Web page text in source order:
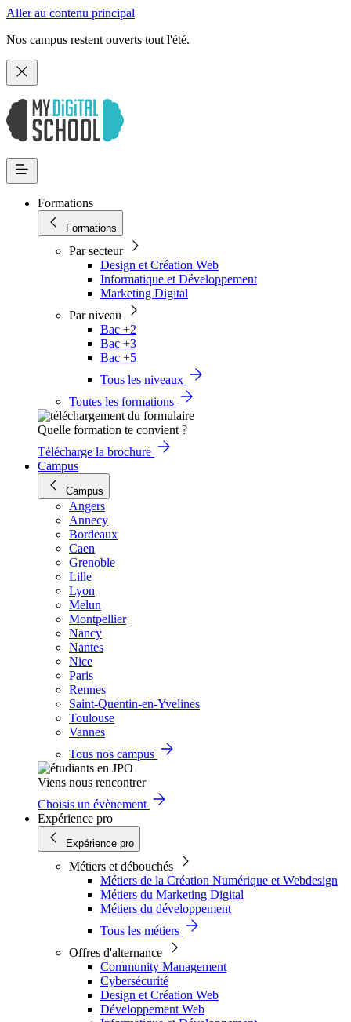
Aller au contenu principal
Nos campus restent ouverts tout l'été.
Formations
Formations
Par secteur
Design et Création Web
Informatique et Développement
Marketing Digital
Par niveau
Bac +2
Bac +3
Bac +5
Tous les niveaux
Toutes les formations
Quelle formation te convient ?
Télécharge la brochure
Campus
Campus
Angers
Annecy
Bordeaux
Caen
Grenoble
Lille
Lyon
Melun
Montpellier
Nancy
Nantes
Nice
Paris
Rennes
Saint-Quentin-en-Yvelines
Toulouse
Vannes
Tous nos campus
Viens nous rencontrer
Choisis un évènement
Expérience pro
Expérience pro
Métiers et débouchés
Métiers de la Création Numérique et Webdesign
Métiers du Marketing Digital
Métiers du développement
Tous les métiers
Offres d'alternance
Community Management
Cybersécurité
Design et Création Web
Développement Web